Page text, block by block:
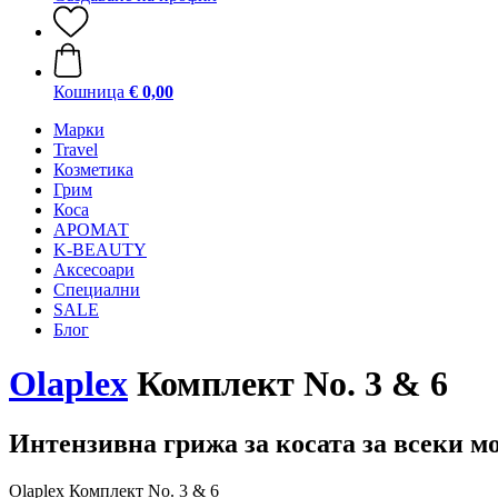
Кошница € 0,00
Mарки
Travel
Козметика
Грим
Коса
АРОМАТ
K-BEAUTY
Аксесоари
Специални
SALE
Блог
Olaplex Комплект No. 3 & 6
Интензивна грижа за косата за всеки
Olaplex Комплект No. 3 & 6